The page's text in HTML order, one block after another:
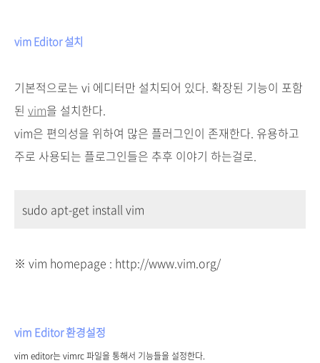
vim Editor 설치
기본적으로는 vi 에디터만 설치되어 있다. 확장된 기능이 포함
된 vim을 설치한다.
vim은 편의성을 위하여 많은 플러그인이 존재한다. 유용하고
주로 사용되는 플로그인들은 추후 이야기 하는걸로.
sudo apt-get install vim
※ vim homepage : http://www.vim.org/
vim Editor 환경설정
vim editor는 vimrc 파일을 통해서 기능들을 설정한다.